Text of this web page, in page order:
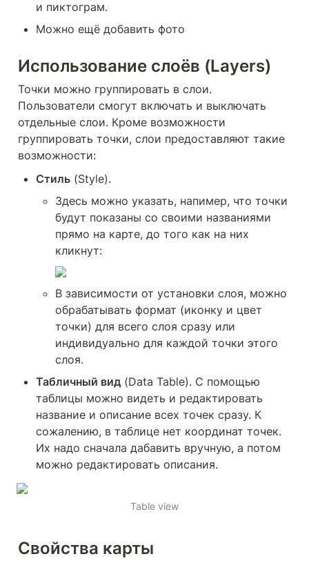
и пиктограм.
Можно ещё добавить фото
Использование слоёв (Layers)
Точки можно группировать в слои.
Пользователи смогут включать и выключать
отдельные слои. Кроме возможности
группировать точки, слои предоставляют такие
возможности:
Стиль (Style).
Здесь можно указать, напимер, что точки
будут показаны со своими названиями
прямо на карте, до того как на них
кликнут:
В зависимости от установки слоя, можно
обрабатывать формат (иконку и цвет
точки) для всего слоя сразу или
индивидуально для каждой точки этого
слоя.
Табличный вид (Data Table). С помощью
таблицы можно видеть и редактировать
название и описание всех точек сразу. К
сожалению, в таблице нет координат точек.
Их надо сначала дабавить вручную, а потом
можно редактировать описания.
Table view
Свойства карты